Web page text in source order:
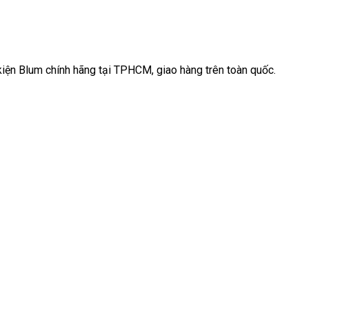
Blum chính hãng tại TPHCM, giao hàng trên toàn quốc.